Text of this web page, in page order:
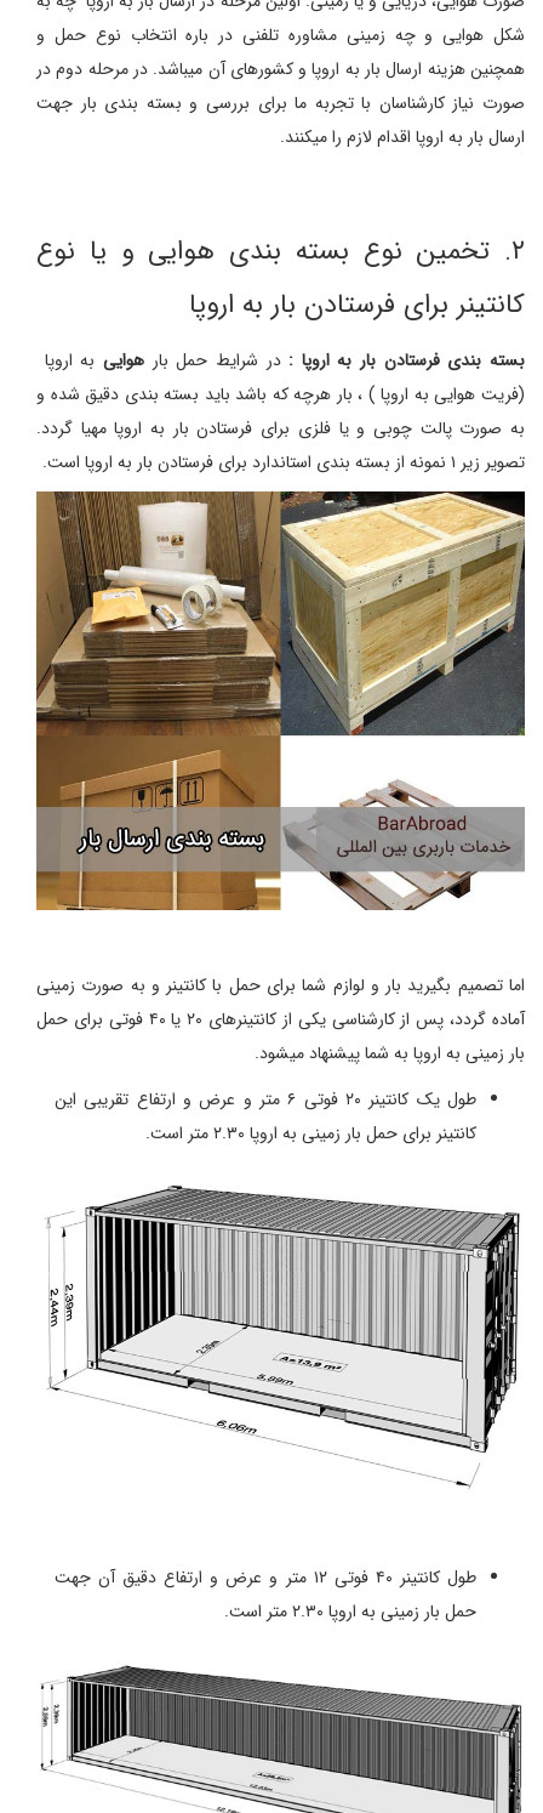
شکل هوایی و چه زمینی مشاوره تلفنی در باره انتخاب نوع حمل و
همچنین هزینه ارسال بار به اروپا و کشورهای آن میباشد. در مرحله دوم در
صورت نیاز کارشناسان با تجربه ما برای بررسی و بسته بندی بار جهت
ارسال بار به اروپا اقدام لازم را میکنند.
۲. تخمین نوع بسته بندی هوایی و یا نوع
کانتینر برای فرستادن بار به اروپا
بسته بندی فرستادن بار به اروپا : در شرایط حمل بارهوایی به اروپا
(فریت هوایی به اروپا ) ، بار هرچه که باشد باید بسته بندی دقیق شده و
به صورت پالت چوبی و یا فلزی برای فرستادن بار به اروپا مهیا گردد.
تصویر زیر ۱ نمونه از بسته بندی استاندارد برای فرستادن بار به اروپا است.
اما تصمیم بگیرید بار و لوازم شما برای حمل با کانتینر و به صورت زمینی
آماده گردد، پس از کارشناسی یکی از کانتینرهای ۲۰ یا ۴۰ فوتی برای حمل
بار زمینی به اروپا به شما پیشنهاد میشود.
طول یک کانتینر ۲۰ فوتی ۶ متر و عرض و ارتفاع تقریبی این
کانتینر برای حمل بار زمینی به اروپا ۲.۳۰ متر است.
طول کانتینر ۴۰ فوتی ۱۲ متر و عرض و ارتفاع دقیق آن جهت
حمل بار زمینی به اروپا ۲.۳۰ متر است.